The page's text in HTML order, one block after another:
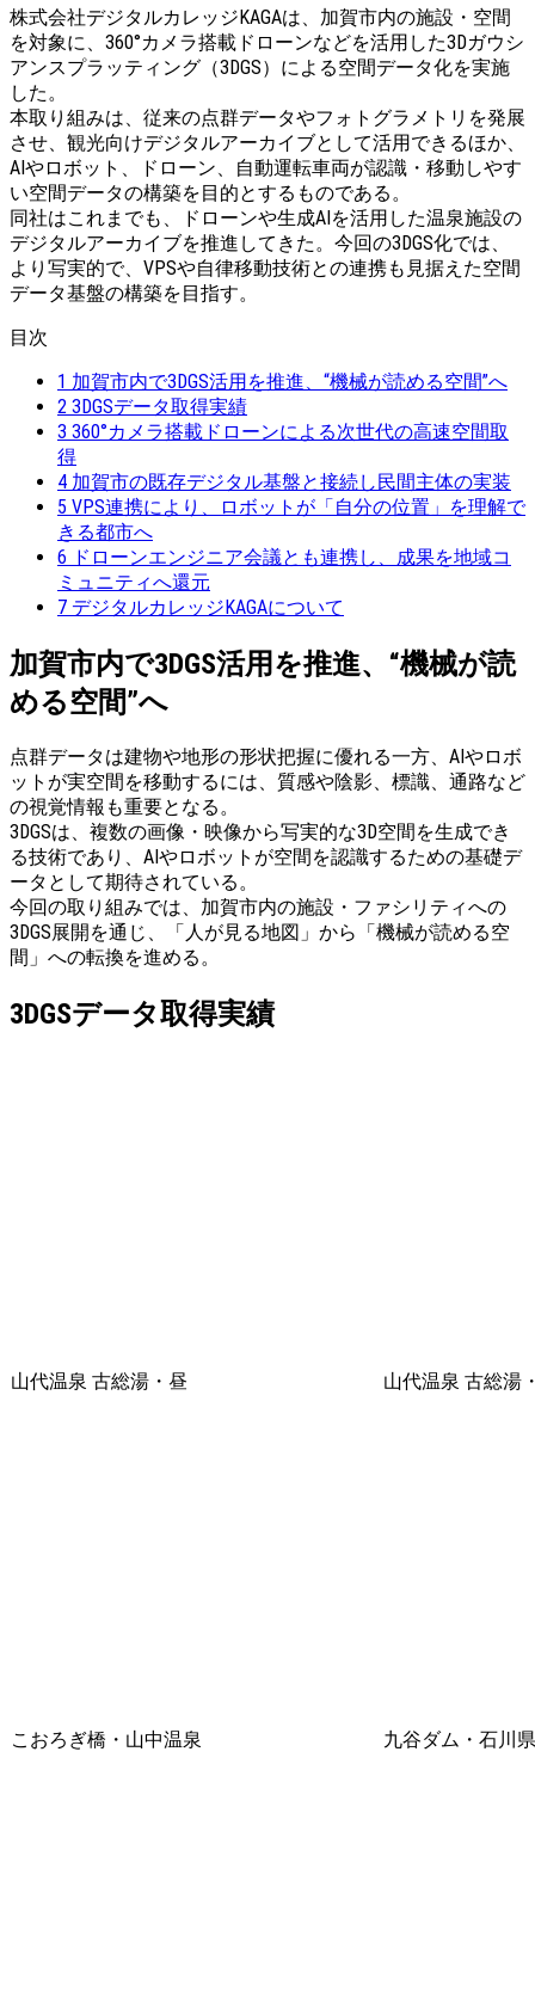
株式会社デジタルカレッジKAGAは、加賀市内の施設・空間
を対象に、360°カメラ搭載ドローンなどを活用した3Dガウシ
アンスプラッティング（3DGS）による空間データ化を実施
した。
本取り組みは、従来の点群データやフォトグラメトリを発展
させ、観光向けデジタルアーカイブとして活用できるほか、
AIやロボット、ドローン、自動運転車両が認識・移動しやす
い空間データの構築を目的とするものである。
同社はこれまでも、ドローンや生成AIを活用した温泉施設の
デジタルアーカイブを推進してきた。今回の3DGS化では、
より写実的で、VPSや自律移動技術との連携も見据えた空間
データ基盤の構築を目指す。
目次
1 加賀市内で3DGS活用を推進、“機械が読める空間”へ
2 3DGSデータ取得実績
3 360°カメラ搭載ドローンによる次世代の高速空間取
得
4 加賀市の既存デジタル基盤と接続し民間主体の実装
5 VPS連携により、ロボットが「自分の位置」を理解で
きる都市へ
6 ドローンエンジニア会議とも連携し、成果を地域コ
ミュニティへ還元
7 デジタルカレッジKAGAについて
加賀市内で3DGS活用を推進、“機械が読
める空間”へ
点群データは建物や地形の形状把握に優れる一方、AIやロボ
ットが実空間を移動するには、質感や陰影、標識、通路など
の視覚情報も重要となる。
3DGSは、複数の画像・映像から写実的な3D空間を生成でき
る技術であり、AIやロボットが空間を認識するための基礎デ
ータとして期待されている。
今回の取り組みでは、加賀市内の施設・ファシリティへの
3DGS展開を通じ、「人が見る地図」から「機械が読める空
間」への転換を進める。
3DGSデータ取得実績
山代温泉 古総湯・昼 山代温泉 古総湯
こおろぎ橋・山中温泉 九谷ダム・石川